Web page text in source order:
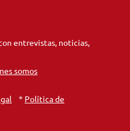
entrevistas, noticias,
somos
* Política de